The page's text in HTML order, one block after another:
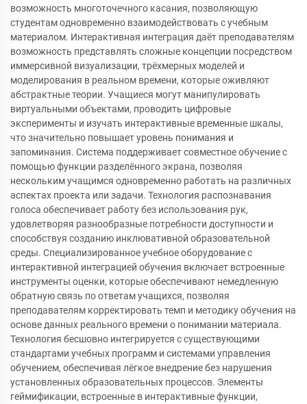
возможность многоточечного касания, позволяющую
студентам одновременно взаимодействовать с учебным
материалом. Интерактивная интеграция даёт преподавателям
возможность представлять сложные концепции посредством
иммерсивной визуализации, трёхмерных моделей и
моделирования в реальном времени, которые оживляют
абстрактные теории. Учащиеся могут манипулировать
виртуальными объектами, проводить цифровые
эксперименты и изучать интерактивные временные шкалы,
что значительно повышает уровень понимания и
запоминания. Система поддерживает совместное обучение с
помощью функции разделённого экрана, позволяя
нескольким учащимся одновременно работать на различных
аспектах проекта или задачи. Технология распознавания
голоса обеспечивает работу без использования рук,
удовлетворяя разнообразные потребности доступности и
способствуя созданию инклювативной образовательной
среды. Специализированное учебное оборудование с
интерактивной интеграцией обучения включает встроенные
инструменты оценки, которые обеспечивают немедленную
обратную связь по ответам учащихся, позволяя
преподавателям корректировать темп и методику обучения на
основе данных реального времени о понимании материала.
Технология бесшовно интегрируется с существующими
стандартами учебных программ и системами управления
обучением, обеспечивая лёгкое внедрение без нарушения
установленных образовательных процессов. Элементы
геймификации, встроенные в интерактивные функции,